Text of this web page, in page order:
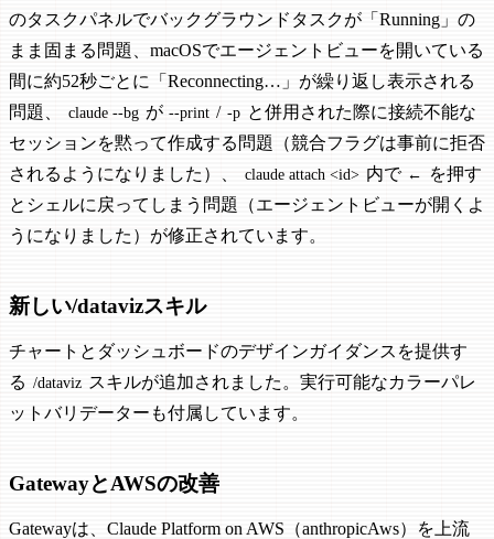
のタスクパネルでバックグラウンドタスクが「Running」の
まま固まる問題、macOSでエージェントビューを開いている
間に約52秒ごとに「Reconnecting…」が繰り返し表示される
問題、
claude --bg が --print / -p と併用された際に接続不能な
セッションを黙って作成する問題（競合フラグは事前に拒否
されるようになりました）、
claude attach <id> 内で ←
を押す
とシェルに戻ってしまう問題（エージェントビューが開くよ
うになりました）が修正されています。
新しい/datavizスキル
チャートとダッシュボードのデザインガイダンスを提供す
る /dataviz スキルが追加されました。実行可能なカラーパレ
ットバリデーターも付属しています。
GatewayとAWSの改善
Gatewayは、Claude Platform on AWS（anthropicAws）を上流